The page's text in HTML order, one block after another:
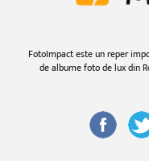
FotoImpact este un reper
de albume foto de lux din